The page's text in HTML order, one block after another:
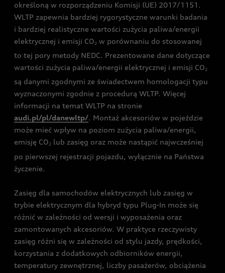
określoną w rozporządzeniu Komisji (UE) 2017/1151.
WLTP zapewnia bardziej rygorystyczne warunki badania
i bardziej realistyczne wartości zużycia paliwa/energii
elektrycznej i emisji CO2 w porównaniu do stosowanej
to tej pory metody NEDC. Prezentowane dane dotyczące
wartości zużycia paliwa/energii elektrycznej i emisji CO2
są danymi zgodnymi ze świadectwem homologacji typu
wyznaczonymi zgodnie z procedurą WLTP. Więcej
informacji na temat WLTP na stronie
audi.pl/pl/danewltp/. Montaż akcesoriów w pojeździe
może mieć wpływ na poziom zużycia paliwa/energii,
emisję CO2 lub zasięg oraz może nastąpić najwcześniej
po pierwszej rejestracji pojazdu, wyłącznie na Państwa
życzenie.
Zasięg dla samochodów elektrycznych lub zasięg w
trybie elektrycznym dla hybryd typu Plug-In może się
różnić w zależności od wersji i wyposażenia oraz
zamontowanych akcesoriów. W praktyce rzeczywisty
zasięg różni się w zależności od stylu jazdy, prędkości,
korzystania z dodatkowych odbiorników energii,
temperatury zewnętrznej, liczby pasażerów, obciążenia